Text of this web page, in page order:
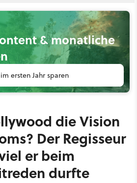
& monatliche
ersten Jahr sparen
die Vision
Der Regisseur
er beim
durfte